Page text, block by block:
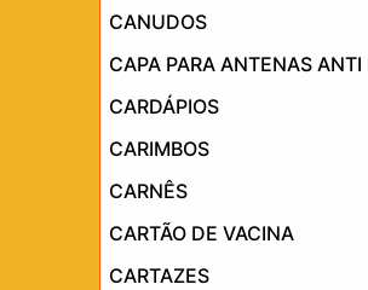
CANUDOS
CAPA PARA ANTENAS ANTI
CARDÁPIOS
CARIMBOS
CARNÊS
CARTÃO DE VACINA
CARTAZES